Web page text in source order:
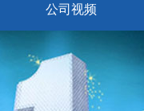
公司视频